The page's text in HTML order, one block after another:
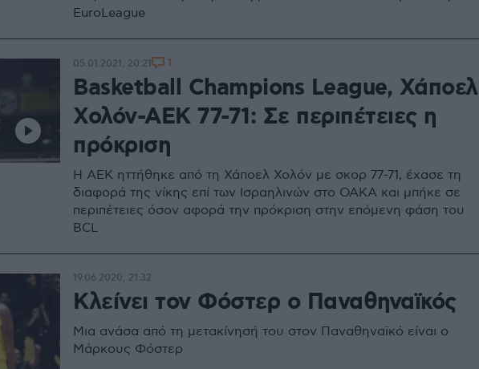
EuroLeague
Basketball Champions League, Χάποελ
Χολόν-ΑΕΚ 77-71: Σε περιπέτειες η
πρόκριση
Η ΑΕΚ ηττήθηκε από τη Χάποελ Χολόν με σκορ 77-71, έχασε τη
διαφορά της νίκης επί των Ισραηλινών στο ΟΑΚΑ και μπήκε σε
περιπέτειες όσον αφορά την πρόκριση στην επόμενη φάση του
BCL
05.01.2021, 20:21 1
Κλείνει τον Φόστερ ο Παναθηναϊκός
Μια ανάσα από τη μετακίνησή του στον Παναθηναϊκό είναι ο
Μάρκους Φόστερ
19.06.2020, 21:32